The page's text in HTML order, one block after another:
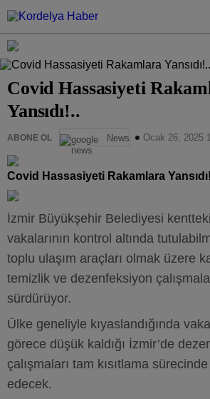
Covid Hassasiyeti
Yansıdı!..
ABONE OL News Ocak 26, 2025
Covid Hassasiyeti Rakamlara
İzmir Büyükşehir Belediyesi
vakalarının kontrol altında
toplu ulaşım araçları olmak üzere
temizlik ve dezenfeksiyon
sürdürüyor.
Ülke geneliyle kıyaslandığında
görece düşük kaldığı İzmir’de
çalışmaları tam kısıtlama
edecek.